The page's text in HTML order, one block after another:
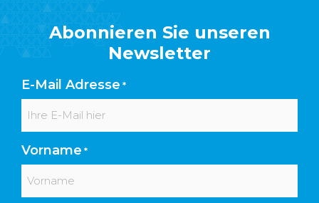
Abonnieren Sie unseren
Newsletter
E-Mail Adresse *
Vorname *